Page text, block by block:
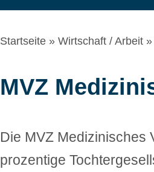
Pfadnavigation
Startseite Wirtschaft / Arbeit
MVZ
Die MVZ Medizinisches
prozentige